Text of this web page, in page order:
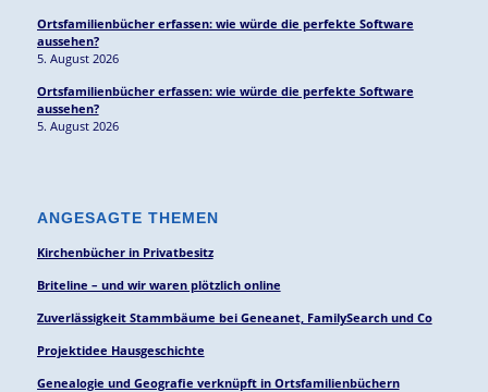
Ortsfamilienbücher erfassen: wie würde die perfekte Software
aussehen?
5. August 2026
Ortsfamilienbücher erfassen: wie würde die perfekte Software
aussehen?
5. August 2026
ANGESAGTE THEMEN
Kirchenbücher in Privatbesitz
Briteline – und wir waren plötzlich online
Zuverlässigkeit Stammbäume bei Geneanet, FamilySearch und Co
Projektidee Hausgeschichte
Genealogie und Geografie verknüpft in Ortsfamilienbüchern